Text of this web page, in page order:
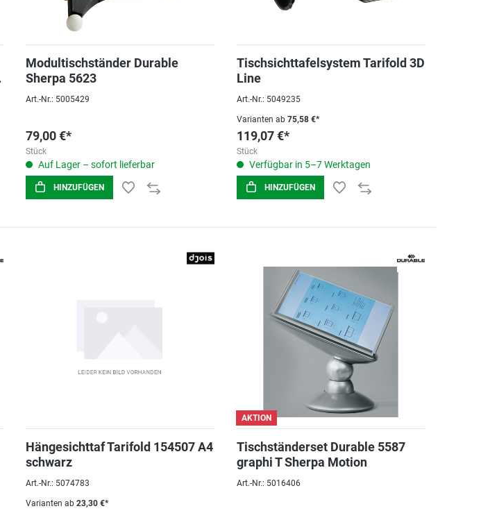
Modultischständer Durable
Sherpa 5623
Art.-Nr.: 5005429
79,00 €*
Stück
Auf Lager – sofort lieferbar
HINZUFÜGEN
Tischsichttafelsystem Tarifold 3D
Line
Art.-Nr.: 5049235
Varianten ab75,58 €*
119,07 €*
Stück
Verfügbar in 5–7 Werktagen
HINZUFÜGEN
Hängesichttaf Tarifold 154507 A4
schwarz
Art.-Nr.: 5074783
Varianten ab 23,30 €*
AKTION
Tischständerset Durable 5587
graphi T Sherpa Motion
Art.-Nr.: 5016406